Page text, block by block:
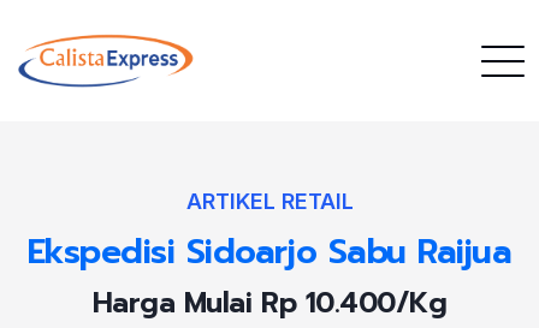
ARTIKEL RETAIL
Ekspedisi Sidoarjo Sabu Raijua
Harga Mulai Rp 10.400/Kg